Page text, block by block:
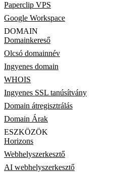
Paperclip VPS
Google Workspace
DOMAIN
Domainkereső
Olcsó domainnév
Ingyenes domain
WHOIS
Ingyenes SSL tanúsítvány
Domain átregisztrálás
Domain Árak
ESZKÖZÖK
Horizons
Webhelyszerkesztő
AI webhelyszerkesztő